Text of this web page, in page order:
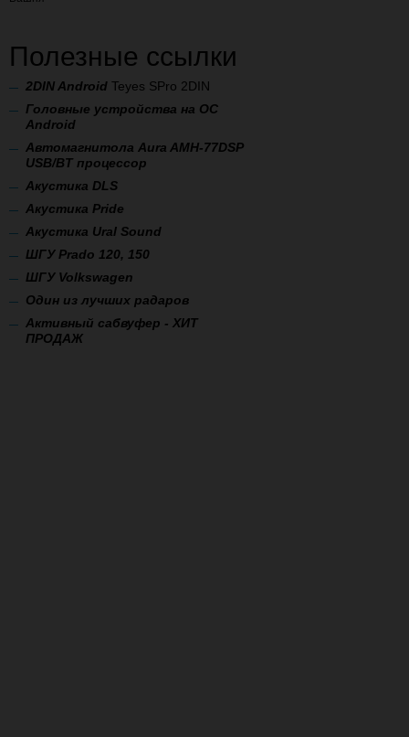
Полезные ссылки
2DIN Android Teyes SPro 2DIN
Головные устройства на ОС
Android
Автомагнитола Aura AMH-77DSP
USB/BT процессор
Акустика DLS
Акустика Pride
Акустика Ural Sound
ШГУ Prado 120, 150
ШГУ Volkswagen
Один из лучших радаров
Активный сабвуфер - ХИТ
ПРОДАЖ